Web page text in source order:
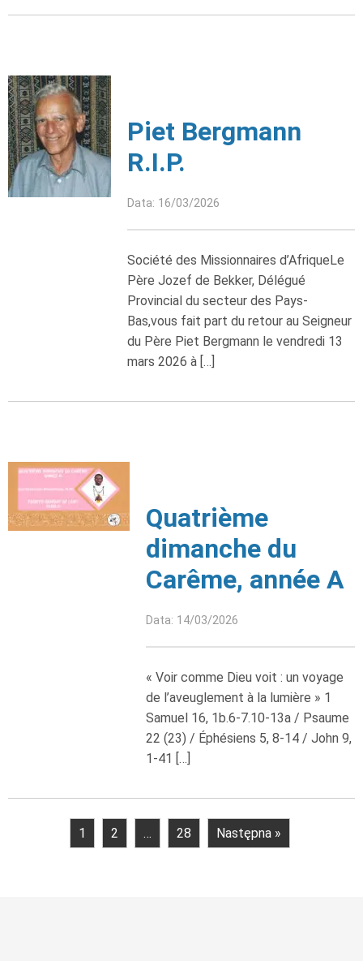
Piet Bergmann
R.I.P.
Data: 16/03/2026
Société des Missionnaires d’AfriqueLe
Père Jozef de Bekker, Délégué
Provincial du secteur des Pays-
Bas,vous fait part du retour au Seigneur
du Père Piet Bergmann le vendredi 13
mars 2026 à […]
Quatrième
dimanche du
Carême, année A
Data: 14/03/2026
« Voir comme Dieu voit : un voyage
de l’aveuglement à la lumière » 1
Samuel 16, 1b.6-7.10-13a / Psaume
22 (23) / Éphésiens 5, 8-14 / John 9,
1-41 […]
1 2 … 28 Następna »